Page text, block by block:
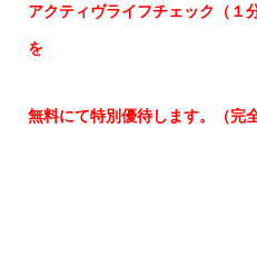
アクティヴライフチェック（１
を
無料にて特別優待します。（完